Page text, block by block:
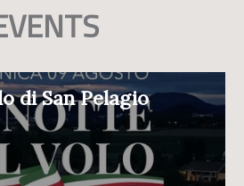
di San Pelagio